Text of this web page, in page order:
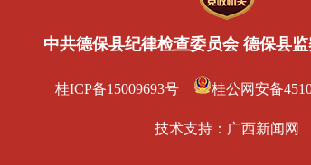
中共德保县纪律检查委员会 德保县
桂ICP备15009693号 桂公网安备
技术支持： 广西新闻网